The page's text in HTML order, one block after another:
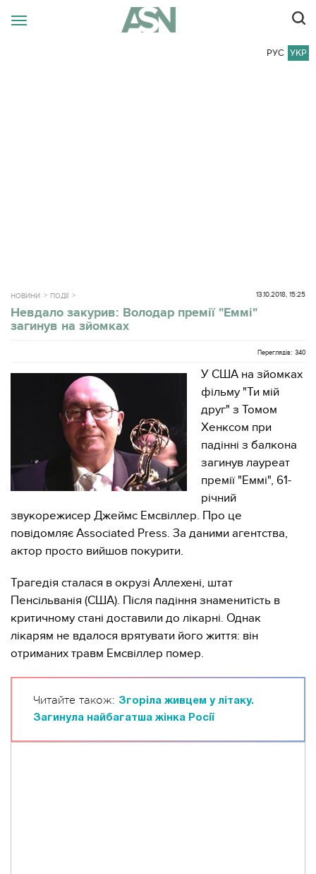
РУС УКР
НОВИНИ ПОДІЇ 13.10.2018, 15:25
Невдало закурив: Володар премії "Еммі"
загинув на зйомках
Переглядів: 340
У США на зйомках
фільму "Ти мій
друг" з Томом
Хенксом при
падінні з балкона
загинув лауреат
премії "Еммі", 61-
річний
звукорежисер Джеймс Емсвіллер. Про це
повідомляє Associated Press. За даними агентства,
актор просто вийшов покурити.
Трагедія сталася в окрузі Аллехені, штат
Пенсільванія (США). Після падіння знаменитість в
критичному стані доставили до лікарні. Однак
лікарям не вдалося врятувати його життя: він
отриманих травм Емсвіллер помер.
Читайте також: Згоріла живцем у літаку.
Загинула найбагатша жінка Росії